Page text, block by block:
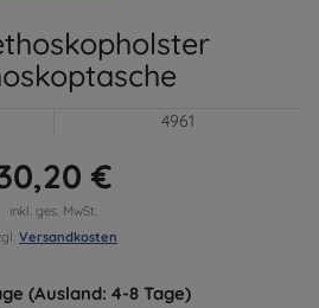
4961
€
inkl. ges. MwSt.
Versandkosten
(Ausland: 4-8 Tage)